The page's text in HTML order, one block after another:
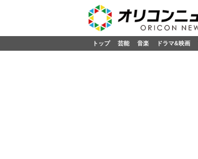
トップ 芸能 音楽 ドラマ&映画